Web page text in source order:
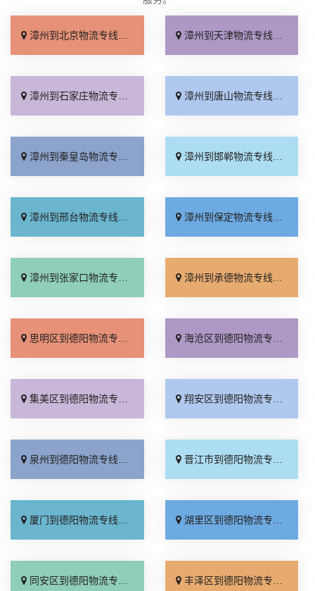
漳州到北京物流专线_多少公里「快运直达」 漳州到天津物流专线_高效快运「运价查询」
漳州到石家庄物流专线_几天到达「快速直达」 漳州到唐山物流专线_准时准点「一站式托运」
漳州到秦皇岛物流专线_直达到站「要多少钱」 漳州到邯郸物流专线_高效快运「来电咨询」
漳州到邢台物流专线_按时送达「运价实惠」 漳州到保定物流专线_快速响应「怎么收费」
漳州到张家口物流专线_运价查询「门到门配送」 漳州到承德物流专线_保证时效「专业靠谱」
思明区到德阳物流专线_直达到站「收费标准」 海沧区到德阳物流专线_放心物流「每日发车」
集美区到德阳物流专线_要多少钱「多少公里」 翔安区到德阳物流专线_高效运输「一站式托运」
泉州到德阳物流专线_运费多少「资质齐全」 晋江市到德阳物流专线_物流拼车「诚信为先」
厦门到德阳物流专线_上门取件「全程定位」 湖里区到德阳物流专线_准时准点「快运直达」
同安区到德阳物流专线_放心物流「资质齐全」 丰泽区到德阳物流专线_整车配货「服务周到」